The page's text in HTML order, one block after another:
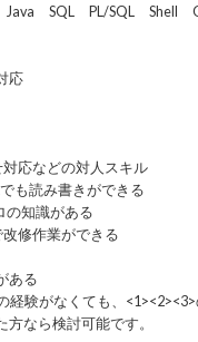
Java SQL PL/SQL Shell
応
応などの対人スキル
も読み書きができる
知識がある
修作業ができる
ある
験がなくても、
なら検討可能です。